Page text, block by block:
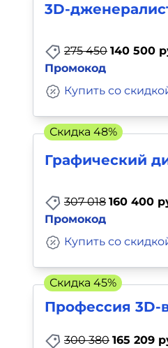
3D-
275 450 140 500
Промокод
Купить со
Графический
307 018 160 400
Промокод
Купить со
Скидка 48%
Профессия 3D-
300 380 165 209
Скидка 45%